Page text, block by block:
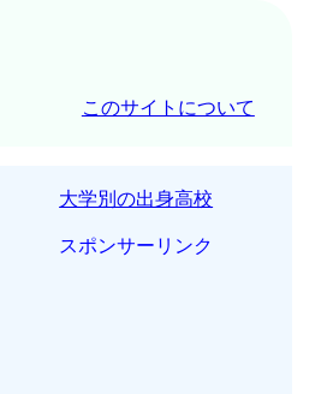
このサイトについて
大学別の出身高校
スポンサーリンク